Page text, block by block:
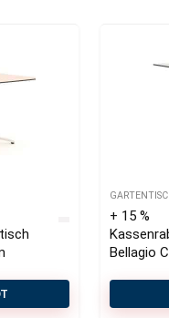
+ 15 %
Bellagio
klappbar
cm